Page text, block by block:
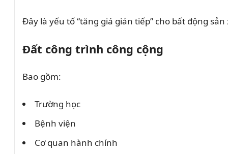
Đây là yếu tố “tăng giá gián tiếp” cho bất động
Đất công trình công cộng
Bao gồm:
Trường học
Bệnh viện
Cơ quan hành chính